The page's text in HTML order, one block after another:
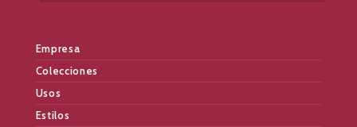
Empresa
Colecciones
Usos
Estilos